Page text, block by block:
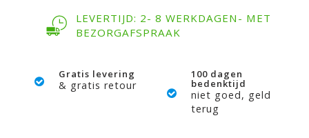
LEVERTIJD: 2- 8 WERKDAGEN- MET
BEZORGAFSPRAAK
Gratis levering
& gratis retour
100 dagen
bedenktijd
niet goed, geld
terug